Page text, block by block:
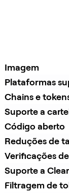
Imagem
Plataformas
Chains e
Suporte a
Código aberto
Reduções de
Verificações
Suporte a
Filtragem de